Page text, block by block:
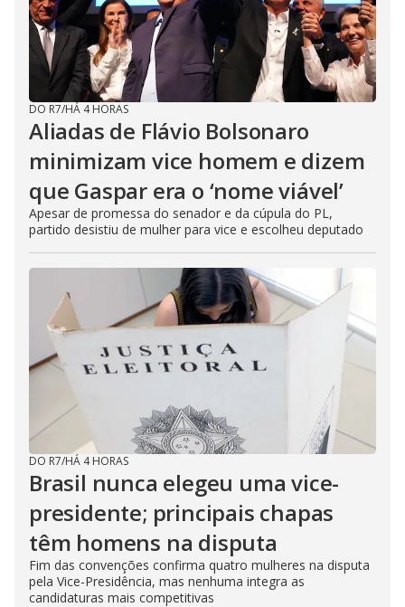
DO R7/HÁ 4 HORAS
Aliadas de Flávio Bolsonaro
minimizam vice homem e dizem
que Gaspar era o ‘nome viável’
Apesar de promessa do senador e da cúpula do PL,
partido desistiu de mulher para vice e escolheu deputado
DO R7/HÁ 4 HORAS
Brasil nunca elegeu uma vice-
presidente; principais chapas
têm homens na disputa
Fim das convenções confirma quatro mulheres na disputa
pela Vice-Presidência, mas nenhuma integra as
candidaturas mais competitivas